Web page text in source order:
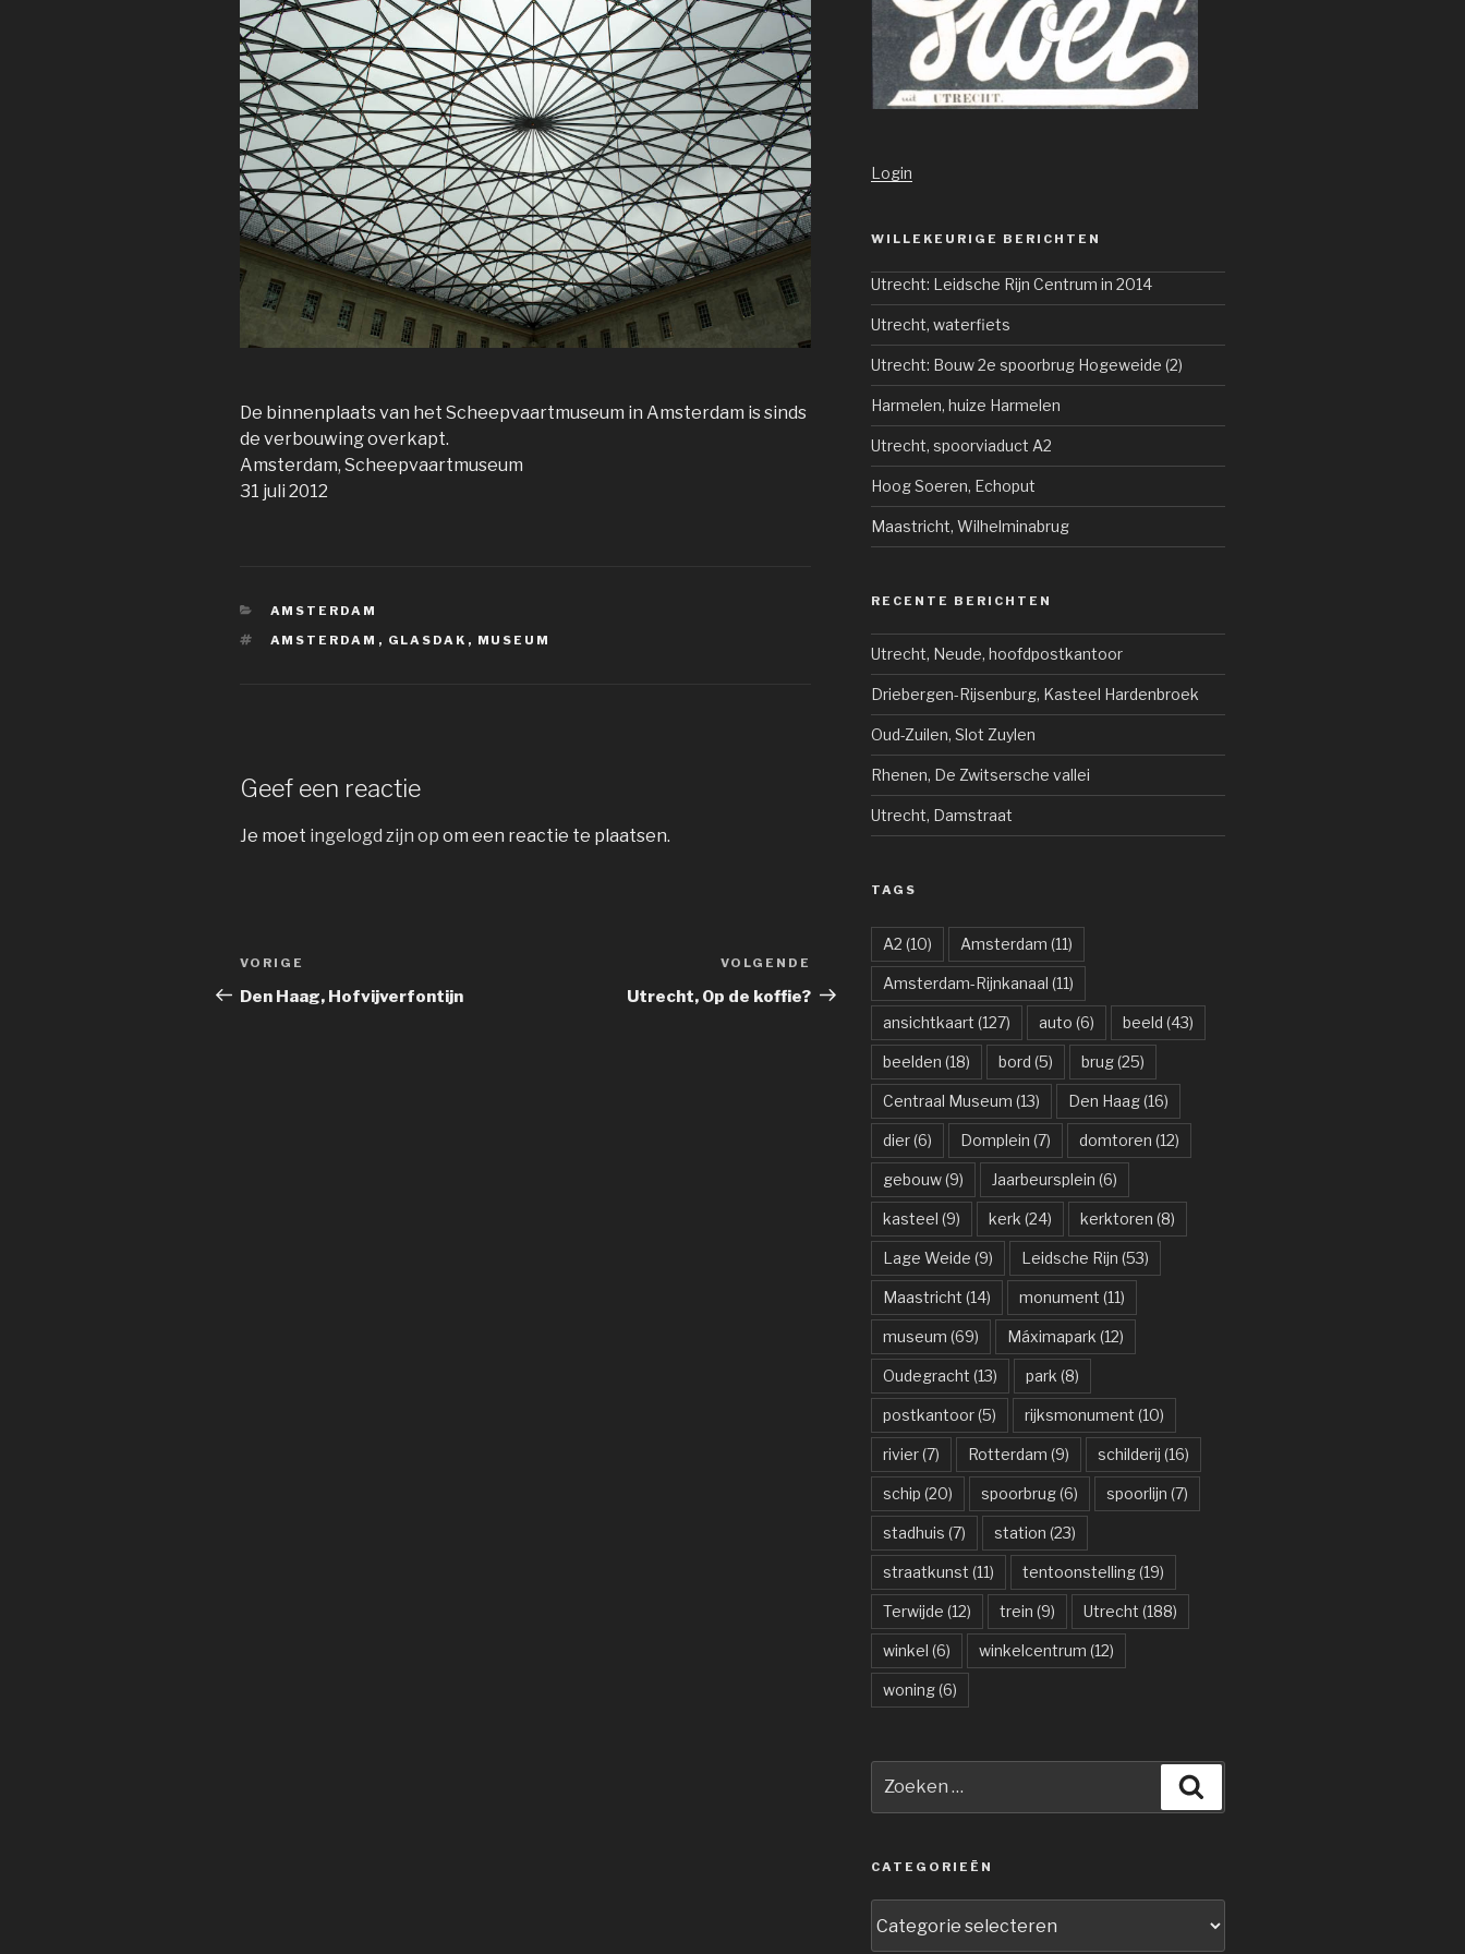
De binnenplaats van het Scheepvaartmuseum in Amsterdam is sinds
de verbouwing overkapt.
Amsterdam, Scheepvaartmuseum
31 juli 2012
CATEGORIEËN
AMSTERDAM
TAGS
AMSTERDAM , GLASDAK , MUSEUM
Geef een reactie
Je moet ingelogd zijn op om een reactie te plaatsen.
Bericht
navigatie
Vorig
bericht
VORIGE
Den Haag, Hofvijverfontijn
Volgend
bericht
VOLGENDE
Utrecht, Op de koffie?
Login
WILLEKEURIGE BERICHTEN
Utrecht: Leidsche Rijn Centrum in 2014
Utrecht, waterfiets
Utrecht: Bouw 2e spoorbrug Hogeweide (2)
Harmelen, huize Harmelen
Utrecht, spoorviaduct A2
Hoog Soeren, Echoput
Maastricht, Wilhelminabrug
RECENTE BERICHTEN
Utrecht, Neude, hoofdpostkantoor
Driebergen-Rijsenburg, Kasteel Hardenbroek
Oud-Zuilen, Slot Zuylen
Rhenen, De Zwitsersche vallei
Utrecht, Damstraat
TAGS
A2 (10) Amsterdam (11)
Amsterdam-Rijnkanaal (11)
ansichtkaart (127) auto (6) beeld (43)
beelden (18) bord (5) brug(25)
Centraal Museum (13) Den Haag(16)
dier(6) Domplein (7) domtoren (12)
gebouw(9) Jaarbeursplein (6)
kasteel (9) kerk (24) kerktoren (8)
Lage Weide (9) Leidsche Rijn (53)
Maastricht (14) monument (11)
museum (69) Máximapark (12)
Oudegracht (13) park (8)
postkantoor(5) rijksmonument (10)
rivier(7) Rotterdam (9) schilderij (16)
schip (20) spoorbrug(6) spoorlijn (7)
stadhuis (7) station (23)
straatkunst (11) tentoonstelling(19)
Terwijde (12) trein (9) Utrecht (188)
winkel (6) winkelcentrum (12)
woning(6)
naar:
CATEGORIEËN